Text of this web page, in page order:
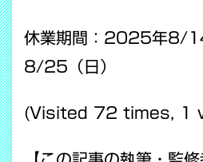
休業期間：2025年8/
8/25（日）
(Visited 72 times, 1
【この記事の執筆・監修